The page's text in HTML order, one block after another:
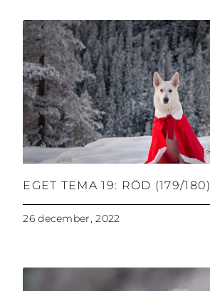
EGET TEMA 19: RÖD (179/180)
26 december, 2022